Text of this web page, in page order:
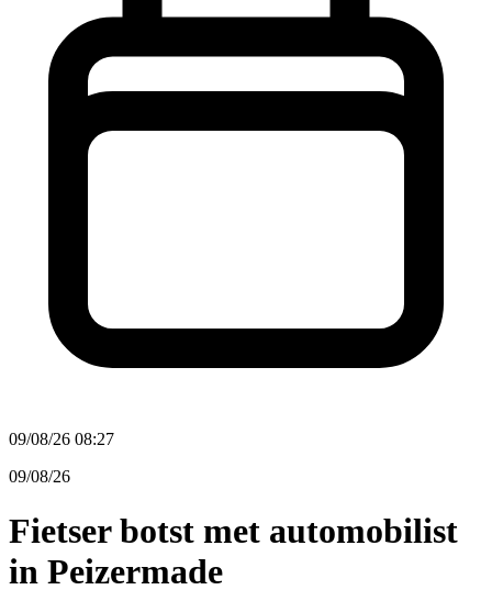
09/08/26 08:27
09/08/26
Fietser botst met automobilist
in Peizermade